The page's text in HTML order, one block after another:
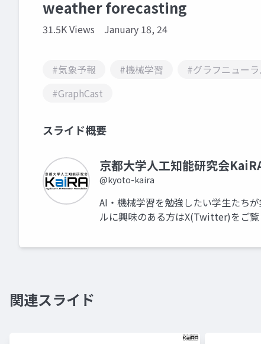
weather forecasting
31.5K Views January 18, 24
#気象予報 #機械学習 #グラフニュー
#GraphCast
スライド概要
京都大学人工知能研究会
@kyoto-kaira
AI・機械学習を勉強したい学生たち
ルに興味のある方はX(Twitter)をご覧
関連スライド